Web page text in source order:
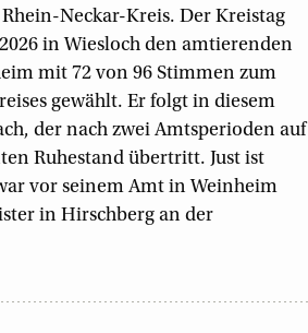
Neckar-Kreis. Der Kreistag
in Wiesloch den amtierenden
mit 72 von 96 Stimmen zum
gewählt. Er folgt in diesem
der nach zwei Amtsperioden auf
Ruhestand übertritt. Just ist
vor seinem Amt in Weinheim
in Hirschberg an der